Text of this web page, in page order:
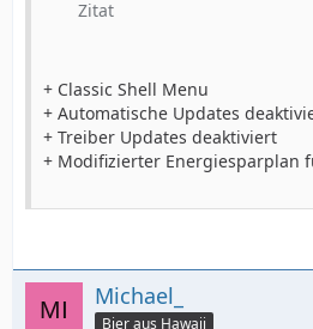
Zitat
+ Classic Shell Menu
+ Automatische Updates
+ Treiber Updates deaktiviert
+ Modifizierter Energiesparplan
Michael_
Bier aus Hawaii